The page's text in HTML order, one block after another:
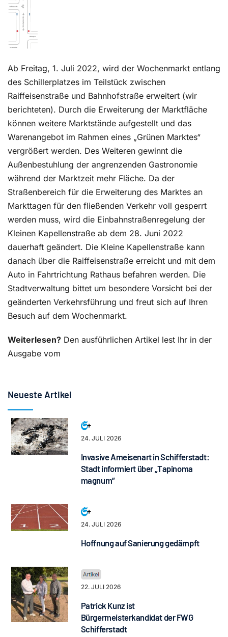
Ab Freitag, 1. Juli 2022, wird der Wochenmarkt entlang
des Schillerplatzes im Teilstück zwischen
Raiffeisenstraße und Bahnhofstraße erweitert (wir
berichteten). Durch die Erweiterung der Marktfläche
können weitere Marktstände aufgestellt und das
Warenangebot im Rahmen eines „Grünen Marktes“
vergrößert werden. Des Weiteren gewinnt die
Außenbestuhlung der angrenzenden Gastronomie
während der Marktzeit mehr Fläche. Da der
Straßenbereich für die Erweiterung des Marktes an
Markttagen für den fließenden Verkehr voll gesperrt
werden muss, wird die Einbahnstraßenregelung der
Kleinen Kapellenstraße ab dem 28. Juni 2022
dauerhaft geändert. Die Kleine Kapellenstraße kann
danach über die Raiffeisenstraße erreicht und mit dem
Auto in Fahrtrichtung Rathaus befahren werden. Die
Stadtverwaltung bittet um besondere Vorsicht bei der
geänderten Verkehrsführung und freut sich auf Ihren
Besuch auf dem Wochenmarkt.
Weiterlesen? Den ausführlichen Artikel lest Ihr in der
Ausgabe vom
Neueste Artikel
24. JULI 2026
Invasive Ameisenart in Schifferstadt:
Stadt informiert über „Tapinoma
magnum“
24. JULI 2026
Hoffnung auf Sanierung gedämpft
22. JULI 2026
Patrick Kunz ist
Bürgermeisterkandidat der FWG
Schifferstadt